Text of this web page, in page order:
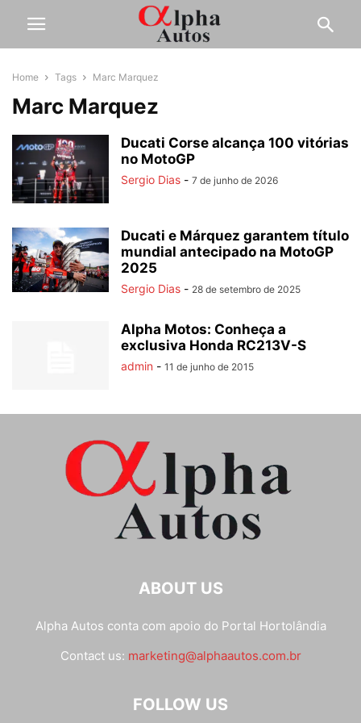
Home Tags Marc Marquez
Marc Marquez
Ducati Corse alcança 100 vitórias
no MotoGP
Sergio Dias - 7 de junho de 2026
Ducati e Márquez garantem título
mundial antecipado na MotoGP
2025
Sergio Dias - 28 de setembro de 2025
Alpha Motos: Conheça a
exclusiva Honda RC213V-S
admin - 11 de junho de 2015
ABOUT US
Alpha Autos conta com apoio do Portal Hortolândia
Contact us: marketing@alphaautos.com.br
FOLLOW US